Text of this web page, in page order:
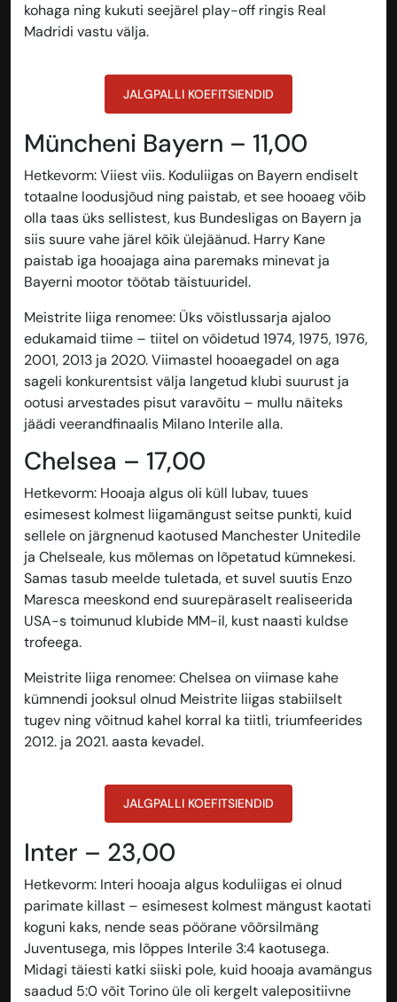
kohaga ning kukuti seejärel play-off ringis Real
Madridi vastu välja.
JALGPALLI KOEFITSIENDID
Müncheni Bayern – 11,00
Hetkevorm: Viiest viis. Koduliigas on Bayern endiselt
totaalne loodusjõud ning paistab, et see hooaeg võib
olla taas üks sellistest, kus Bundesligas on Bayern ja
siis suure vahe järel kõik ülejäänud. Harry Kane
paistab iga hooajaga aina paremaks minevat ja
Bayerni mootor töötab täistuuridel.
Meistrite liiga renomee: Üks võistlussarja ajaloo
edukamaid tiime – tiitel on võidetud 1974, 1975, 1976,
2001, 2013 ja 2020. Viimastel hooaegadel on aga
sageli konkurentsist välja langetud klubi suurust ja
ootusi arvestades pisut varavõitu – mullu näiteks
jäädi veerandfinaalis Milano Interile alla.
Chelsea – 17,00
Hetkevorm: Hooaja algus oli küll lubav, tuues
esimesest kolmest liigamängust seitse punkti, kuid
sellele on järgnenud kaotused Manchester Unitedile
ja Chelseale, kus mõlemas on lõpetatud kümnekesi.
Samas tasub meelde tuletada, et suvel suutis Enzo
Maresca meeskond end suurepäraselt realiseerida
USA-s toimunud klubide MM-il, kust naasti kuldse
trofeega.
Meistrite liiga renomee: Chelsea on viimase kahe
kümnendi jooksul olnud Meistrite liigas stabiilselt
tugev ning võitnud kahel korral ka tiitli, triumfeerides
2012. ja 2021. aasta kevadel.
JALGPALLI KOEFITSIENDID
Inter – 23,00
Hetkevorm: Interi hooaja algus koduliigas ei olnud
parimate killast – esimesest kolmest mängust kaotati
koguni kaks, nende seas pöörane võõrsilmäng
Juventusega, mis lõppes Interile 3:4 kaotusega.
Midagi täiesti katki siiski pole, kuid hooaja avamängus
saadud 5:0 võit Torino üle oli kergelt valepositiivne